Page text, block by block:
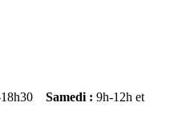
18h30 Samedi : 9h-12h et